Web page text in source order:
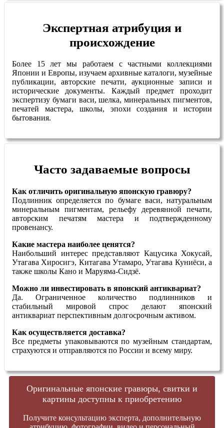
Экспертная атрибуция и
происхождение
Более 15 лет мы работаем с частными коллекциями
Японии и Европы, изучаем архивные каталоги, музейные
публикации, авторские печати, аукционные записи и
исторические документы. Каждый предмет проходит
экспертизу бумаги васи, шелка, минеральных пигментов,
печатей мастера, школы, эпохи создания и истории
бытования.
Часто задаваемые вопросы
Как отличить оригинальную японскую гравюру?
Подлинник определяется по бумаге васи, натуральным
минеральным пигментам, рельефу деревянной печати,
авторским печатям мастера и подтвержденному
провенансу.
Какие мастера наиболее ценятся?
Наибольший интерес представляют Кацусика Хокусай,
Утагава Хиросигэ, Китагава Утамаро, Утагава Куниёси, а
также школы Кано и Маруяма-Сидзё.
Можно ли инвестировать в японский антиквариат?
Да. Ограниченное количество подлинников и
стабильный мировой спрос делают японский
антиквариат перспективным долгосрочным активом.
Как осуществляется доставка?
Все предметы упаковываются по музейным стандартам,
страхуются и отправляются по России и всему миру.
Оригинальные японские гравюры, свитки и
картины доступны к приобретению
Получите консультацию эксперта, дополнительную